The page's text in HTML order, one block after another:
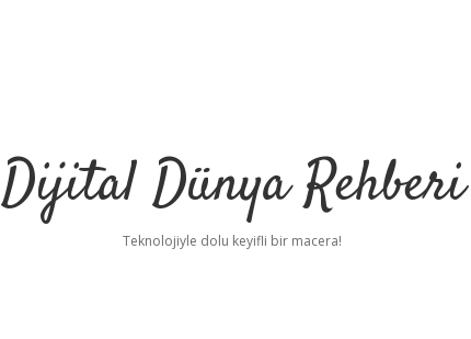
Dijital Dünya Rehberi
Teknolojiyle dolu keyifli bir macera!